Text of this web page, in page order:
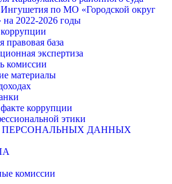
по МО «Городской округ
на 2022-2026 годы
правовая база
экспертиза
комиссии
материалы
коррупции
этики
ПЕРСОНАЛЬНЫХ ДАННЫХ
комиссии